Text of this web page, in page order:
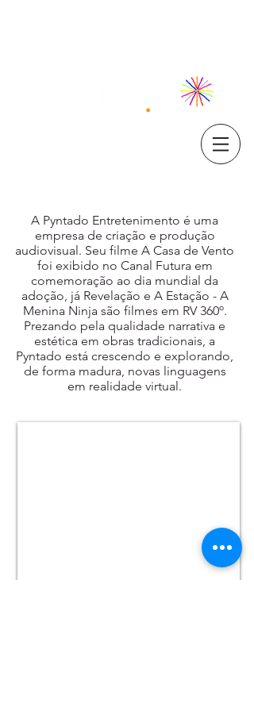
A Pyntado Entretenimento é uma
empresa de criação e produção
audiovisual. Seu filme A Casa de Vento
foi exibido no Canal Futura em
comemoração ao dia mundial da
adoção, já Revelação e A Estação - A
Menina Ninja são filmes em RV 360º.
Prezando pela qualidade narrativa e
estética em obras tradicionais, a
Pyntado está crescendo e explorando,
de forma madura, novas linguagens
em realidade virtual.